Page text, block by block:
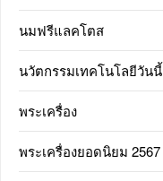
นมฟรีแลคโตส
นวัตกรรมเทคโนโลยีวันนี้
พระเครื่อง
พระเครื่องยอดนิยม 2567